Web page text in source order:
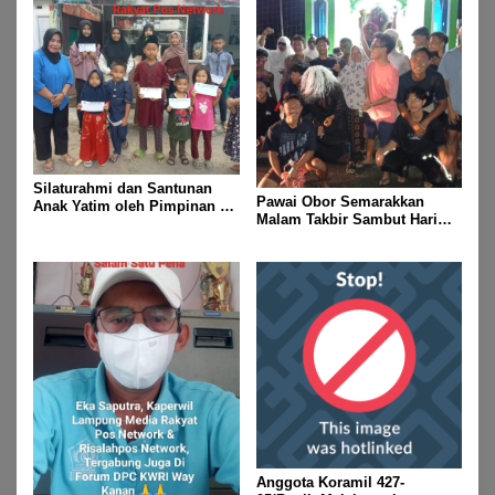
Silaturahmi dan Santunan
Anak Yatim oleh Pimpinan PT
Pawai Obor Semarakkan
Malam Takbir Sambut Hari
Asam, Kecamatan Banjit
Anggota Koramil 427-